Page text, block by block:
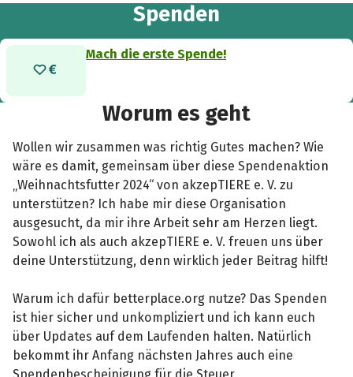
Spenden
Mach die erste Spende!
Worum es geht
Wollen wir zusammen was richtig Gutes machen? Wie
wäre es damit, gemeinsam über diese Spendenaktion
„Weihnachtsfutter 2024“ von akzepTIERE e. V. zu
unterstützen? Ich habe mir diese Organisation
ausgesucht, da mir ihre Arbeit sehr am Herzen liegt.
Sowohl ich als auch akzepTIERE e. V. freuen uns über
deine Unterstützung, denn wirklich jeder Beitrag hilft!
Warum ich dafür betterplace.org nutze? Das Spenden
ist hier sicher und unkompliziert und ich kann euch
über Updates auf dem Laufenden halten. Natürlich
bekommt ihr Anfang nächsten Jahres auch eine